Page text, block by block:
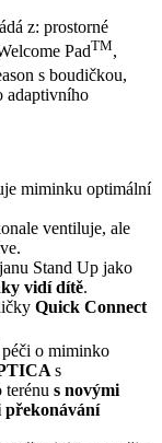
z: prostorné
PadTM,
s boudičkou,
adaptivního
miminku optimální
ventiluje, ale
Stand Up jako
vidí dítě.
Quick Connect
o miminko
s
terénu s novými
překonávání